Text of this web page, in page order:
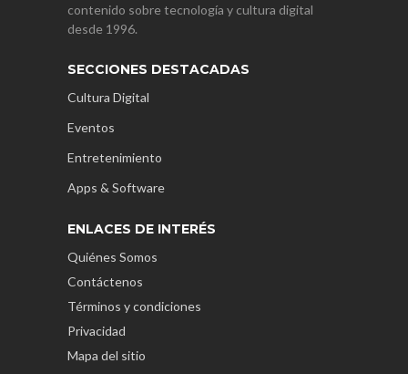
contenido sobre tecnología y cultura digital
desde 1996.
SECCIONES DESTACADAS
Cultura Digital
Eventos
Entretenimiento
Apps & Software
ENLACES DE INTERÉS
Quiénes Somos
Contáctenos
Términos y condiciones
Privacidad
Mapa del sitio